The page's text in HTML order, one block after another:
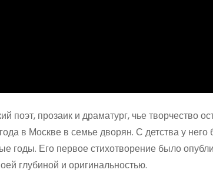
прозаик и драматург, чье творчество
в Москве в семье дворян. С детства у
годы. Его первое стихотворение было
глубиной и оригинальностью.